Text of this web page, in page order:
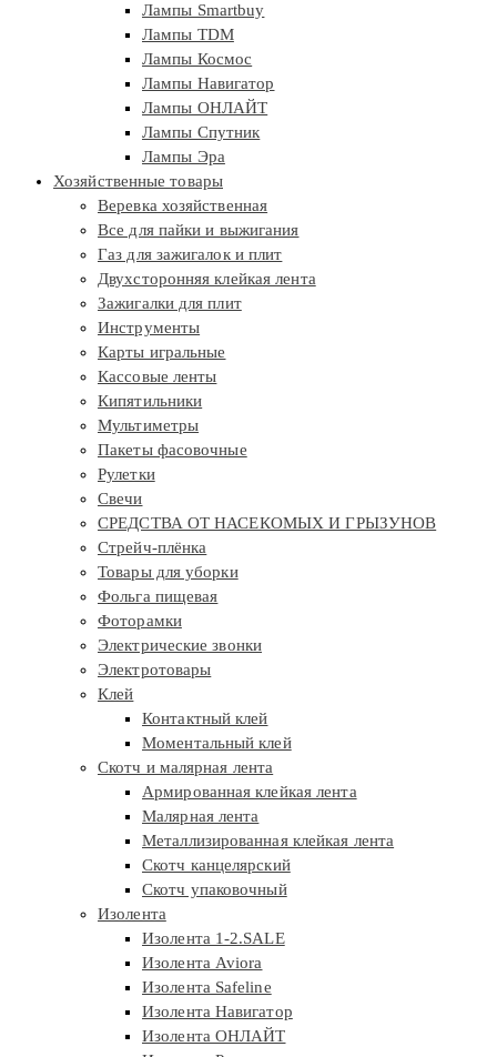
Лампы Smartbuy
Лампы TDM
Лампы Космос
Лампы Навигатор
Лампы ОНЛАЙТ
Лампы Спутник
Лампы Эра
Хозяйственные товары
Веревка хозяйственная
Все для пайки и выжигания
Газ для зажигалок и плит
Двухсторонняя клейкая лента
Зажигалки для плит
Инструменты
Карты игральные
Кассовые ленты
Кипятильники
Мультиметры
Пакеты фасовочные
Рулетки
Свечи
СРЕДСТВА ОТ НАСЕКОМЫХ И ГРЫЗУНОВ
Стрейч-плёнка
Товары для уборки
Фольга пищевая
Фоторамки
Электрические звонки
Электротовары
Клей
Контактный клей
Моментальный клей
Скотч и малярная лента
Армированная клейкая лента
Малярная лента
Металлизированная клейкая лента
Скотч канцелярский
Скотч упаковочный
Изолента
Изолента 1-2.SALE
Изолента Aviora
Изолента Safeline
Изолента Навигатор
Изолента ОНЛАЙТ